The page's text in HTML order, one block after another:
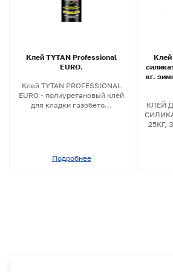
Клей TYTAN Professional
EURO.
Клей TYTAN PROFESSIONAL
EURO - полиуретановый клей
для кладки газобето...
Подробнее
Клей
кг.
КЛЕЙ
25КГ,